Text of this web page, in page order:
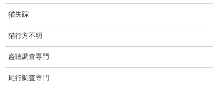
ストーカー調査
待ち伏せ
集団ストーカー
GPS発見調査
猫失踪
猫行方不明
盗聴調査専門
尾行調査専門